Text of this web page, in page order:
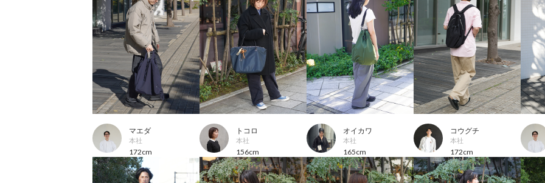
マエダ
本社
172cm
トコロ
本社
156cm
オイカワ
本社
165cm
コウグチ
本社
172cm